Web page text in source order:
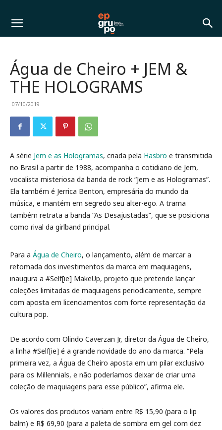
Água de Cheiro + JEM &
THE HOLOGRAMS
07/10/2019
A série Jem e as Hologramas, criada pela Hasbro e transmitida
no Brasil a partir de 1988, acompanha o cotidiano de Jem,
vocalista misteriosa da banda de rock “Jem e as Hologramas”.
Ela também é Jerrica Benton, empresária do mundo da
música, e mantém em segredo seu alter-ego. A trama
também retrata a banda “As Desajustadas”, que se posiciona
como rival da girlband principal.
Para a Água de Cheiro, o lançamento, além de marcar a
retomada dos investimentos da marca em maquiagens,
inaugura a #Self[ie] MakeUp, projeto que pretende lançar
coleções limitadas de maquiagens periodicamente, sempre
com aposta em licenciamentos com forte representação da
cultura pop.
De acordo com Olindo Caverzan Jr, diretor da Água de Cheiro,
a linha #Self[ie] é a grande novidade do ano da marca. “Pela
primeira vez, a Água de Cheiro aposta em um pilar exclusivo
para os Millennials, e não poderíamos deixar de criar uma
coleção de maquiagens para esse público”, afirma ele.
Os valores dos produtos variam entre R$ 15,90 (para o lip
balm) e R$ 69,90 (para a paleta de sombra em gel com dez